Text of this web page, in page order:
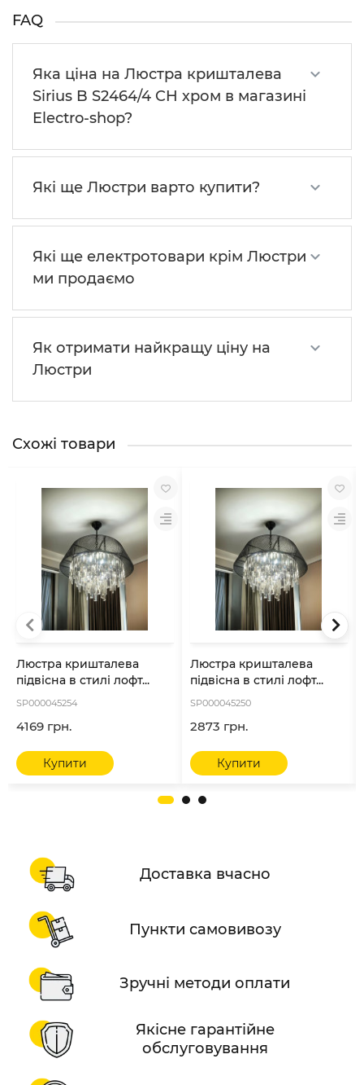
FAQ
Яка ціна на Люстра кришталева
Sirius B S2464/4 CH хром в магазині
Electro-shop?
Які ще Люстри варто купити?
Які ще електротовари крім Люстри
ми продаємо
Як отримати найкращу ціну на
Люстри
Схожі товари
Люстра кришталева
підвісна в стилі лофт...
SP000045254
4169 грн.
Купити
Люстра кришталева
підвісна в стилі лофт...
SP000045250
2873 грн.
Купити
Доставка вчасно
Пункти самовивозу
Зручні методи оплати
Якісне гарантійне
обслуговування